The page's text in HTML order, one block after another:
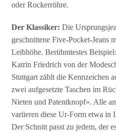
oder Rockerröhre.
Der Klassiker: Die
geschnittene Five-Pocket-Jeans
Leibhöhe. Berühmtestes
Katrin Friedrich von der
Stuttgart zählt die Kennzeichen
zwei aufgesetzte Taschen im
Nieten und Patentknopf». Alle
variieren diese Ur-Form etwa in
Der Schnitt passt zu jedem, der